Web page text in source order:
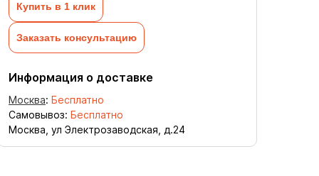
Купить в 1 клик
Заказать консультацию
Информация о доставке
Москва: Бесплатно
Самовывоз: Бесплатно
Москва, ул Электрозаводская, д.24